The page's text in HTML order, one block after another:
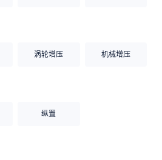
涡轮增压 机械增压
纵置